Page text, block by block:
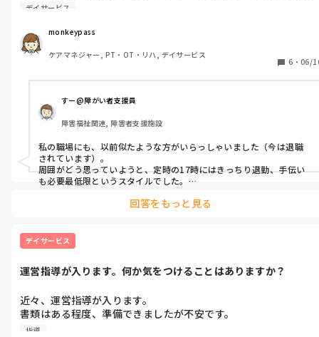
用者から声をかけられるとき以外は、基本的に座って記録をつけ
ています。職員とのコミュニケーションも必要最低限です。
また、これまではレセプト業務を終業後にスタッフ数名で残って
行っていましたが、「効率が悪い」との理由で、Aさんの提案で
業務時間中に行うスタイルに変更されました。その結果、フロア
の見守りが手薄になることもありますが、Aさんはそれをあまり
気にしていない様子です。どうしても手が足りない場合も、自分
の担当分のレセプトだけをして、それ以外は関与しません。
また、昼食の準備が途中でも12時になれば休憩に入り、片付けや
翌日の準備が途中でも、定時の17時になれば「お疲れ様でし
ただし、仕事自体はきちんとできていますし、ミスがあるわけで
もありません。人手が本当に足りないときには、きちんと残って
言動もなく、悪い人ではありません。
このような人がいたらみなさんどう関わりますか？
デイサービス
monkeypass
ケアマネジャー, PT・OT・リハ, デイサービス
6 ・ 06/
すー@障がい者支援員
障害福祉関連, 障害者支援施設
私の職場にも、以前似たような方がいらっしゃいました（今は退職
されています）。
周囲がどう思っていようと、定時の17時にはきっちり退勤、手伝い
も必要最低限というスタイルでした。
職員とのコミュニケーションも本当に必要最低限で、あまり関わる
同じお給料が支払われているんですよね。
ね」といった反応で、特に注意することもなく…。
回答をもっと見る
デイサービス
運営指導が入ります。何か気をつけることはありますか？
近々、運営指導が入ります。
書類はある程度、準備できましたが不安です。
当日はどのようなこと気をつければいいでしょうか。
指導